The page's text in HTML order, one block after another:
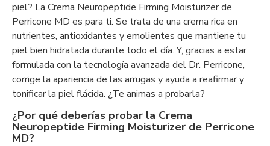
piel? La Crema Neuropeptide Firming Moisturizer de
Perricone MD es para ti. Se trata de una crema rica en
nutrientes, antioxidantes y emolientes que mantiene tu
piel bien hidratada durante todo el día. Y, gracias a estar
formulada con la tecnología avanzada del Dr. Perricone,
corrige la apariencia de las arrugas y ayuda a reafirmar y
tonificar la piel flácida. ¿Te animas a probarla?
¿Por qué deberías probar la Crema
Neuropeptide Firming Moisturizer de Perricone
MD?